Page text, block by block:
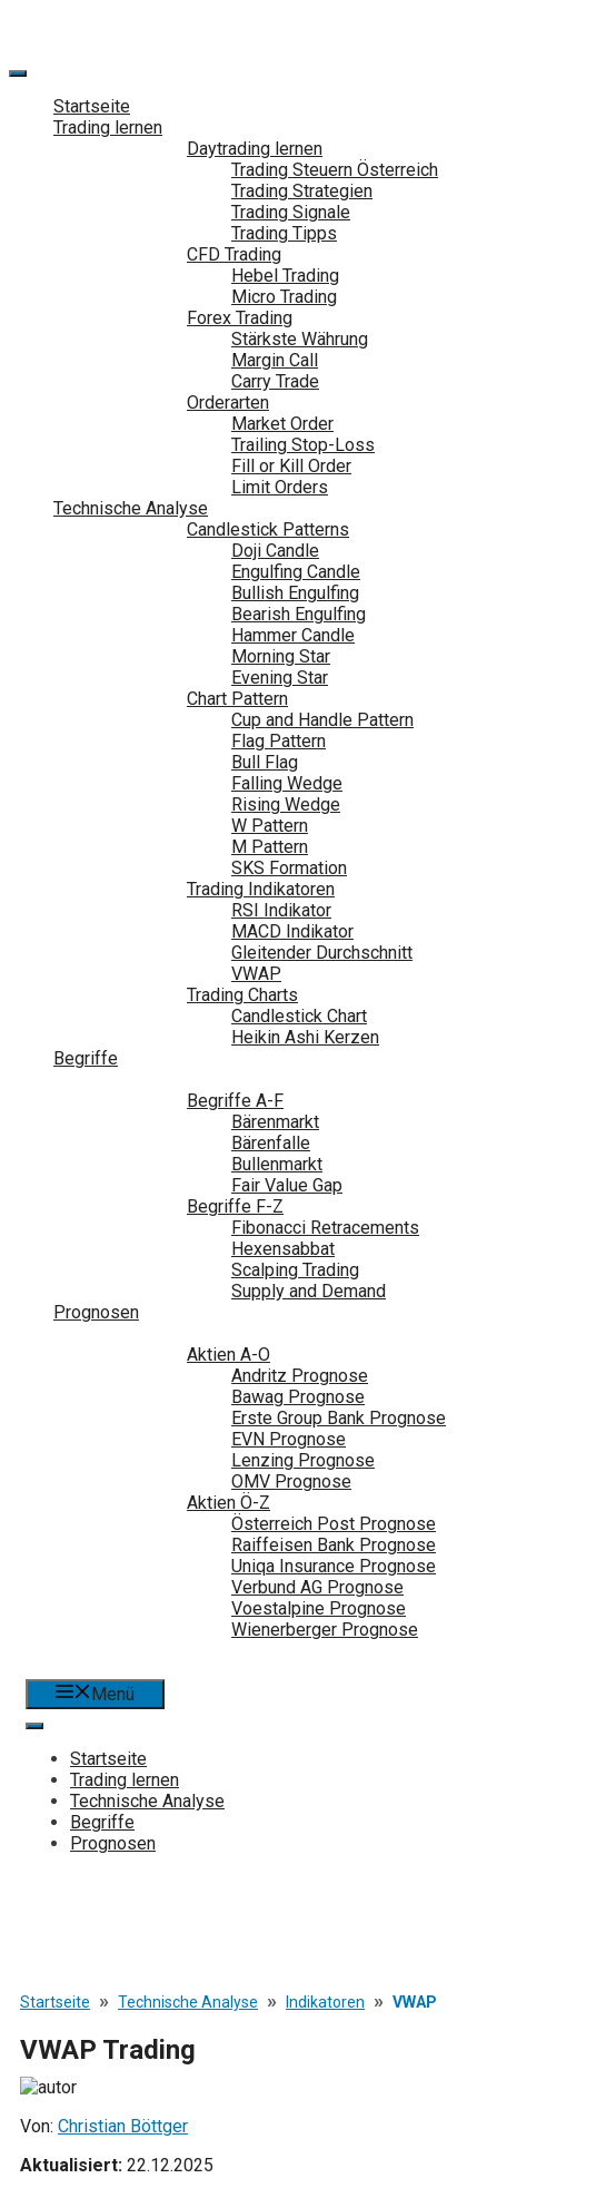
springen
Startseite
Trading lernen
Daytrading lernen
Trading Steuern Österreich
Trading Strategien
Trading Signale
Trading Tipps
CFD Trading
Hebel Trading
Micro Trading
Forex Trading
Stärkste Währung
Margin Call
Carry Trade
Orderarten
Market Order
Trailing Stop-Loss
Fill or Kill Order
Limit Orders
Technische Analyse
Candlestick Patterns
Doji Candle
Engulfing Candle
Bullish Engulfing
Bearish Engulfing
Hammer Candle
Morning Star
Evening Star
Chart Pattern
Cup and Handle Pattern
Flag Pattern
Bull Flag
Falling Wedge
Rising Wedge
W Pattern
M Pattern
SKS Formation
Trading Indikatoren
RSI Indikator
MACD Indikator
Gleitender Durchschnitt
VWAP
Trading Charts
Candlestick Chart
Heikin Ashi Kerzen
Begriffe
Begriffe A-F
Bärenmarkt
Bärenfalle
Bullenmarkt
Fair Value Gap
Begriffe F-Z
Fibonacci Retracements
Hexensabbat
Scalping Trading
Supply and Demand
Prognosen
Aktien A-O
Andritz Prognose
Bawag Prognose
Erste Group Bank Prognose
EVN Prognose
Lenzing Prognose
OMV Prognose
Aktien Ö-Z
Österreich Post Prognose
Raiffeisen Bank Prognose
Uniqa Insurance Prognose
Verbund AG Prognose
Voestalpine Prognose
Wienerberger Prognose
Menü
Startseite
Trading lernen
Technische Analyse
Begriffe
Prognosen
Startseite » Technische Analyse » Indikatoren » VWAP
VWAP Trading
Von: Christian Böttger
Aktualisiert: 22.12.2025